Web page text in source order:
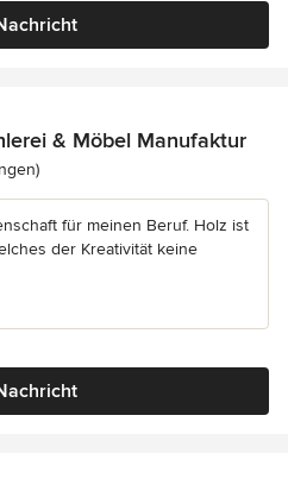
& Möbel Manufaktur
4.9 von 5 Sternen
für meinen Beruf. Holz ist
der Kreativität keine